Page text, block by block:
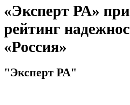
«Эксперт РА»
рейтинг
«Россия»
"Эксперт РА"